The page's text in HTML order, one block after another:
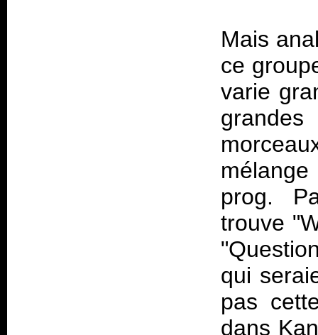
Mais
ce
varie
prog.
trouve
qui
pas
dans